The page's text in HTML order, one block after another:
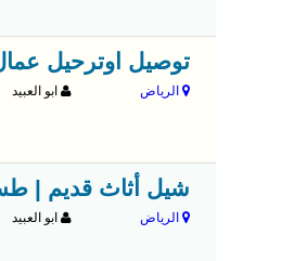
توصيل اوترحيل عمال بالرياض
الرياض ابو العبيد
شيل أثاث قديم | طش
الرياض ابو العبيد